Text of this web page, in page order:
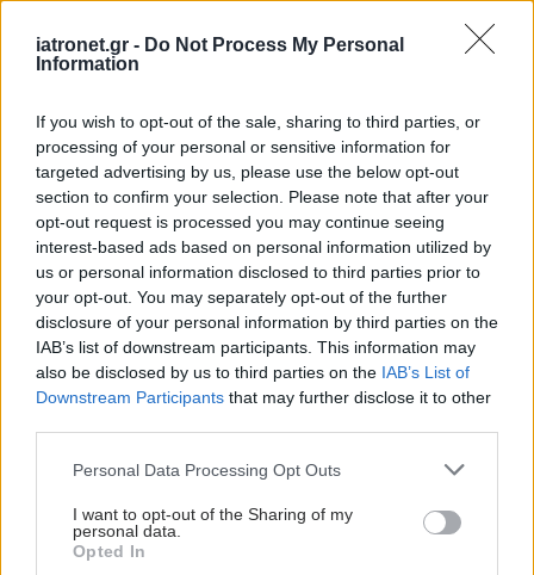
iatronet.gr - Do Not Process My Personal
Information
If you wish to opt-out of the sale, sharing to third parties, or
processing of your personal or sensitive information for
targeted advertising by us, please use the below opt-out
section to confirm your selection. Please note that after your
opt-out request is processed you may continue seeing
interest-based ads based on personal information utilized by
us or personal information disclosed to third parties prior to
your opt-out. You may separately opt-out of the further
disclosure of your personal information by third parties on the
IAB’s list of downstream participants. This information may
also be disclosed by us to third parties on the IAB’s List of
Downstream Participants that may further disclose it to other
Please note that this website/app uses one or more Google
not limited to your visit or usage behaviour. You may click to
grant or deny consent to Google and its third-party tags to
use your data for below specified purposes in below Google
Personal Data Processing Opt Outs
I want to opt-out of the Sharing of my
personal data.
Opted In